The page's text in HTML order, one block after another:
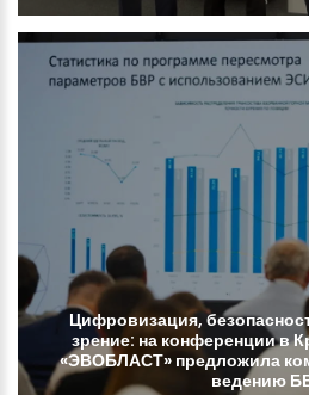
Цифровизация,
зрение: на конференциив
«ЭВОБЛАСТ» предложила
ведению